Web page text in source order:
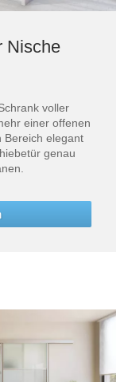
Nische
voller
einer offenen
Bereich elegant
genau